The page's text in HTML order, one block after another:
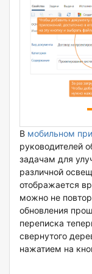
В мобильном
руководителей
задачам для
различной
отображается
можно не
обновления
переписка
свернутого
нажатием на